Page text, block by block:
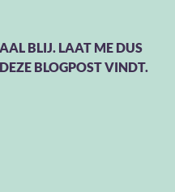
BLIJ. LAAT ME DUS
BLOGPOST VINDT.